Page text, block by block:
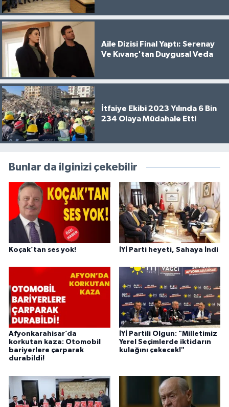
Aile Dizisi Final Yaptı: Serenay
Ve Kıvanç'tan Duygusal Veda
İtfaiye Ekibi 2023 Yılında 6 Bin
234 Olaya Müdahale Etti
Bunlar da ilginizi çekebilir
Koçak’tan ses yok! İYİ Parti heyeti, Sahaya İndi
Afyonkarahisar’da
korkutan kaza: Otomobil
bariyerlere çarparak
durabildi!
İYİ Partili Olgun: "Milletimiz
Yerel Seçimlerde iktidarın
kulağını çekecek!"